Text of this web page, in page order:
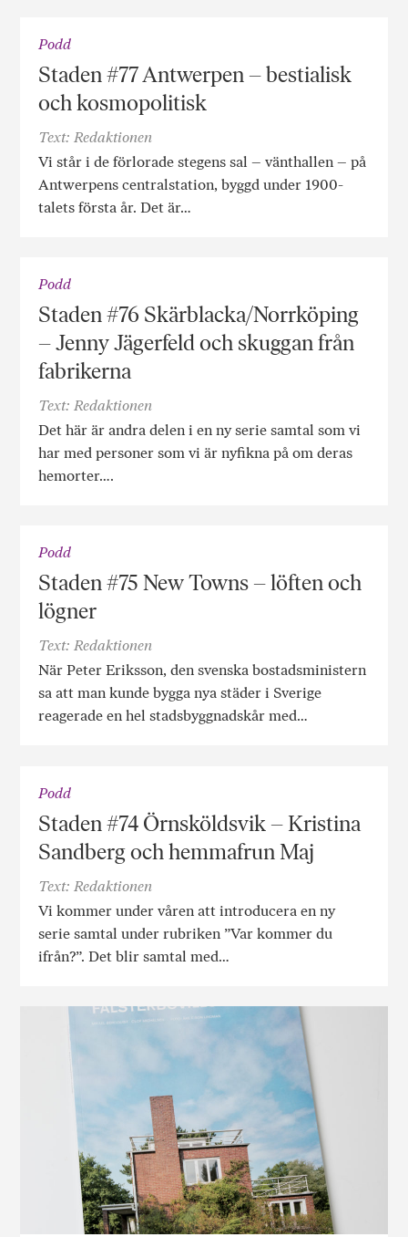
Podd
Staden #77 Antwerpen – bestialisk
och kosmopolitisk
Text: Redaktionen
Vi står i de förlorade stegens sal – vänthallen – på
Antwerpens centralstation, byggd under 1900-
talets första år. Det är…
Podd
Staden #76 Skärblacka/Norrköping
– Jenny Jägerfeld och skuggan från
fabrikerna
Text: Redaktionen
Det här är andra delen i en ny serie samtal som vi
har med personer som vi är nyfikna på om deras
hemorter….
Podd
Staden #75 New Towns – löften och
lögner
Text: Redaktionen
När Peter Eriksson, den svenska bostadsministern
sa att man kunde bygga nya städer i Sverige
reagerade en hel stadsbyggnadskår med…
Podd
Staden #74 Örnsköldsvik – Kristina
Sandberg och hemmafrun Maj
Text: Redaktionen
Vi kommer under våren att introducera en ny
serie samtal under rubriken ”Var kommer du
ifrån?”. Det blir samtal med…